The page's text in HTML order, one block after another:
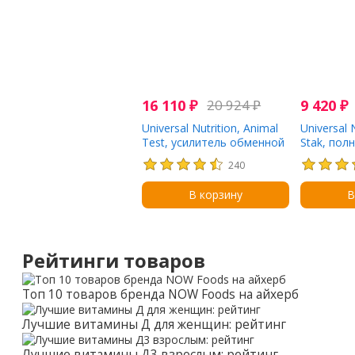
16 110 ₽ 20 924₽
Universal Nutrition, Animal
Test, усилитель обменной
реакции, 21 пакетик
240
В корзину
9 420 ₽
Universal
Stak,
процессы
пакетик
Рейтинги товаров
Топ 10 товаров бренда NOW Foods на айхерб
Лучшие витамины Д для женщин: рейтинг